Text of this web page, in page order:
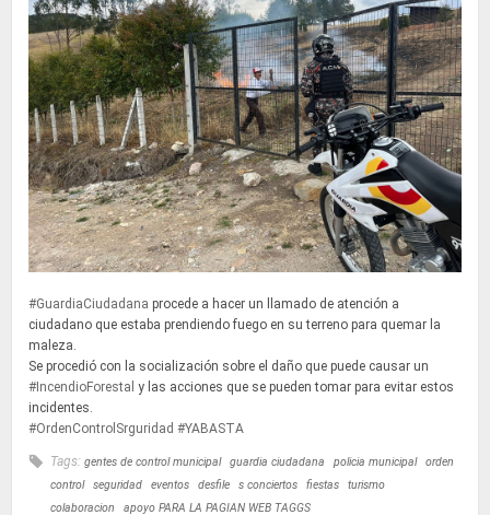
#GuardiaCiudadana procede a hacer un llamado de atención a
ciudadano que estaba prendiendo fuego en su terreno para quemar la
maleza.
Se procedió con la socialización sobre el daño que puede causar un
#IncendioForestal y las acciones que se pueden tomar para evitar estos
incidentes.
#OrdenControlSrguridad #YABASTA
Tags: gentes de control municipal guardia ciudadana policia municipal
orden
control
seguridad eventos desfile s conciertos fiestas
turismo
colaboracion
apoyo PARA LA PAGIAN WEB TAGGS